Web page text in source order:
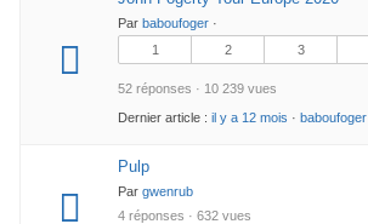
Par baboufoger ·
1
2 3
52 réponses · 10 239 vues
Dernier article : il y a 12 mois · baboufoger
Pulp
Par gwenrub
4 réponses · 632 vues